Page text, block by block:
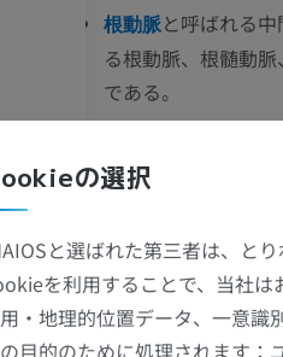
根動脈と呼ばれる
る根動脈、根髄動
である。
髄節動脈
後（背側）枝である
板・棘突起・椎間
上肢
上
肩
MRI
プレ
の選択
と選ばれた第三者は、と
を利用することで、当社は
・地理的位置データ、一意識